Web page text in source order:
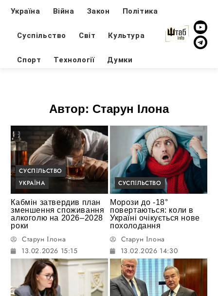
Україна Війна Закон Політика
Суспільство Світ Культура
Спорт Технології Думки
Автор: Старун Ілона
СУСПІЛЬСТВО
УКРАЇНА
Кабмін затвердив план
зменшення споживання
алкоголю на 2026–2028
роки
Старун Ілона
13.02.2026 15:15
СУСПІЛЬСТВО
Морози до -18°
повертаються: коли в
Україні очікується нове
похолодання
Старун Ілона
13.02.2026 14:30